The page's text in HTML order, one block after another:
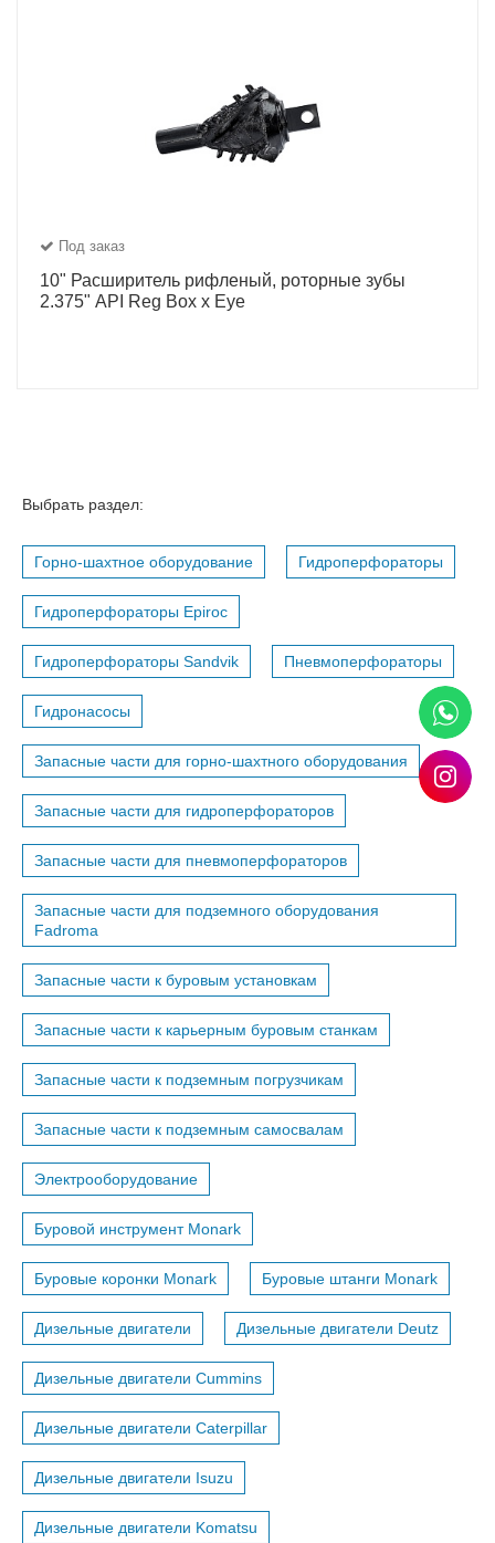
Под заказ
10" Расширитель рифленый, роторные зубы
2.375" API Reg Box x Eye
Выбрать раздел:
Горно-шахтное оборудование Гидроперфораторы
Гидроперфораторы Epiroc
Гидроперфораторы Sandvik Пневмоперфораторы
Гидронасосы
Запасные части для горно-шахтного оборудования
Запасные части для гидроперфораторов
Запасные части для пневмоперфораторов
Запасные части для подземного оборудования
Fadroma
Запасные части к буровым установкам
Запасные части к карьерным буровым станкам
Запасные части к подземным погрузчикам
Запасные части к подземным самосвалам
Электрооборудование
Буровой инструмент Monark
Буровые коронки Monark Буровые штанги Monark
Дизельные двигатели Дизельные двигатели Deutz
Дизельные двигатели Cummins
Дизельные двигатели Caterpillar
Дизельные двигатели Isuzu
Дизельные двигатели Komatsu